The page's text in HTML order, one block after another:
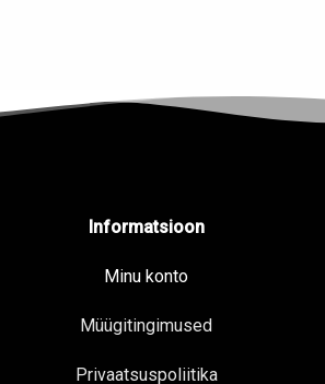
Informatsioon
Minu konto
Müügitingimused
Privaatsuspoliitika